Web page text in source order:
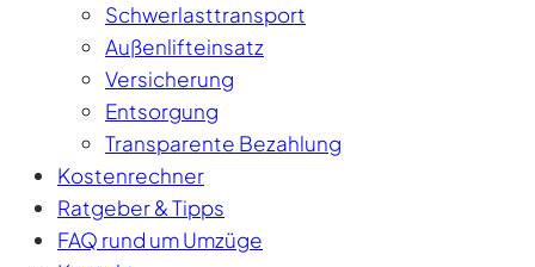
Schwerlasttransport
Außenlifteinsatz
Versicherung
Entsorgung
Transparente Bezahlung
Kostenrechner
Ratgeber & Tipps
FAQ rund um Umzüge